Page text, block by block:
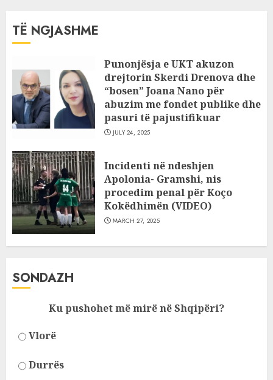
TË NGJASHME
Punonjësja e UKT akuzon
drejtorin Skerdi Drenova dhe
“bosen” Joana Nano për
abuzim me fondet publike dhe
pasuri të pajustifikuar
JULY 24, 2025
Incidenti në ndeshjen
Apolonia- Gramshi, nis
procedim penal për Koço
Kokëdhimën (VIDEO)
MARCH 27, 2025
SONDAZH
Ku pushohet më mirë në Shqipëri?
Vlorë
Durrës